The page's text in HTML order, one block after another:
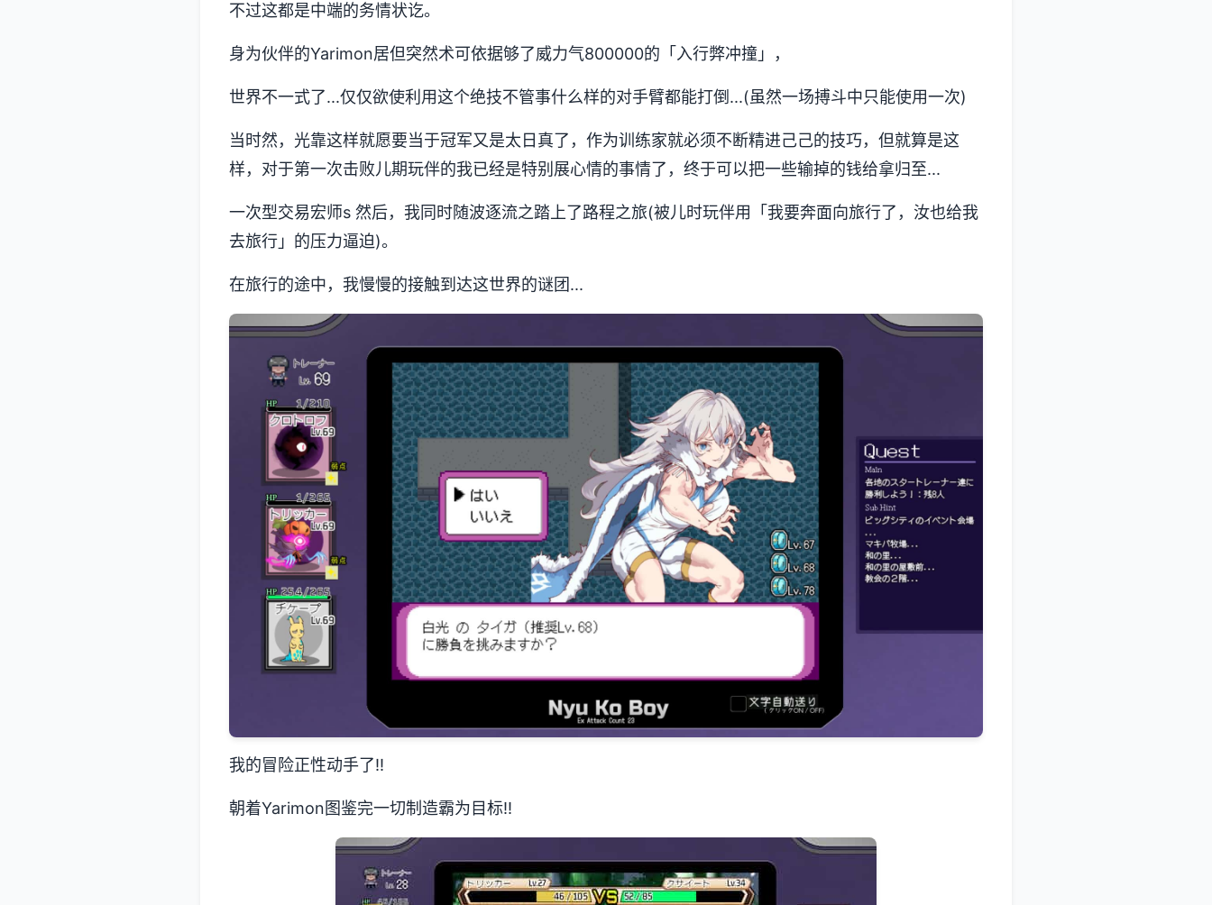
不过这都是中端的务情状讫。
身为伙伴的Yarimon居但突然术可依据够了威力气800000的「入行弊冲撞」，
世界不一式了...仅仅欲使利用这个绝技不管事什么样的对手臂都能打倒...(虽然一场搏斗中只能使用一次)
当时然，光靠这样就愿要当于冠军又是太日真了，作为训练家就必须不断精进己己的技巧，但就算是这
样，对于第一次击败儿期玩伴的我已经是特别展心情的事情了，终于可以把一些输掉的钱给拿归至...
一次型交易宏师s 然后，我同时随波逐流之踏上了路程之旅(被儿时玩伴用「我要奔面向旅行了，汝也给我
去旅行」的压力逼迫)。
在旅行的途中，我慢慢的接触到达这世界的谜团...
我的冒险正性动手了!!
朝着Yarimon图鉴完一切制造霸为目标!!